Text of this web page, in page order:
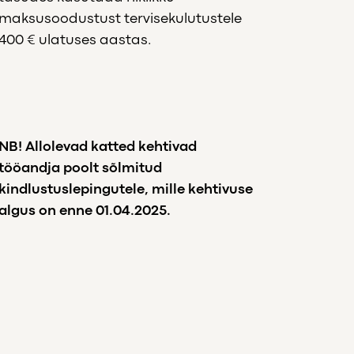
tervisekulutustele
€ ulatuses aastas.
Allolevad katted kehtivad
poolt sõlmitud
mille kehtivuse
on enne 01.04.2025.